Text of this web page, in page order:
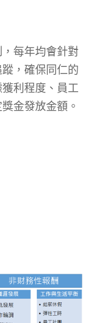
每年均會針對
，確保同仁的
利程度、員工
金發放金額。